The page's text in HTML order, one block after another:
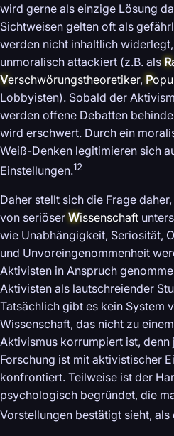
wird gerne als einzige Lösung
Sichtweisen gelten oft als
werden nicht inhaltlich
unmoralisch attackiert (z.B. als R
Verschwörungstheoretiker, P
Lobbyisten). Sobald der
werden offene Debatten
wird erschwert. Durch ein
Weiß-Denken legitimieren sich
Einstellungen.12
Daher stellt sich die Frage
von seriöser Wissenschaft
wie Unabhängigkeit, Seriosität,
und Unvoreingenommenheit
Aktivisten in Anspruch
Aktivisten als lautschreiender
Tatsächlich gibt es kein System
Wissenschaft, das nicht zu
Aktivismus korrumpiert ist, denn
Forschung ist mit aktivistischer
konfrontiert. Teilweise ist der
psychologisch begründet, die
Vorstellungen bestätigt sieht,